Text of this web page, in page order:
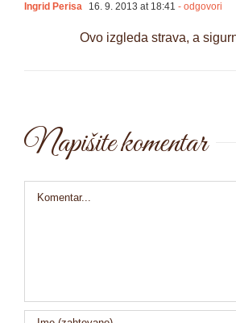
Ingrid Perisa 16. 9. 2013 at 18:41 - odgovori
Ovo izgleda strava, a
Napišite komentar
Comment